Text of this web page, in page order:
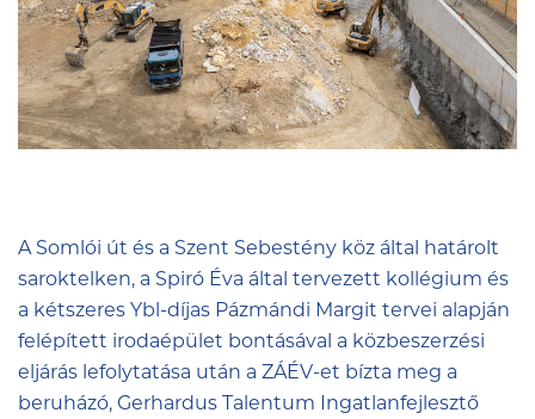
A Somlói út és a Szent Sebestény köz által határolt
saroktelken, a Spiró Éva által tervezett kollégium és
a kétszeres Ybl-díjas Pázmándi Margit tervei alapján
felépített irodaépület bontásával a közbeszerzési
eljárás lefolytatása után a ZÁÉV-et bízta meg a
beruházó, Gerhardus Talentum Ingatlanfejlesztő